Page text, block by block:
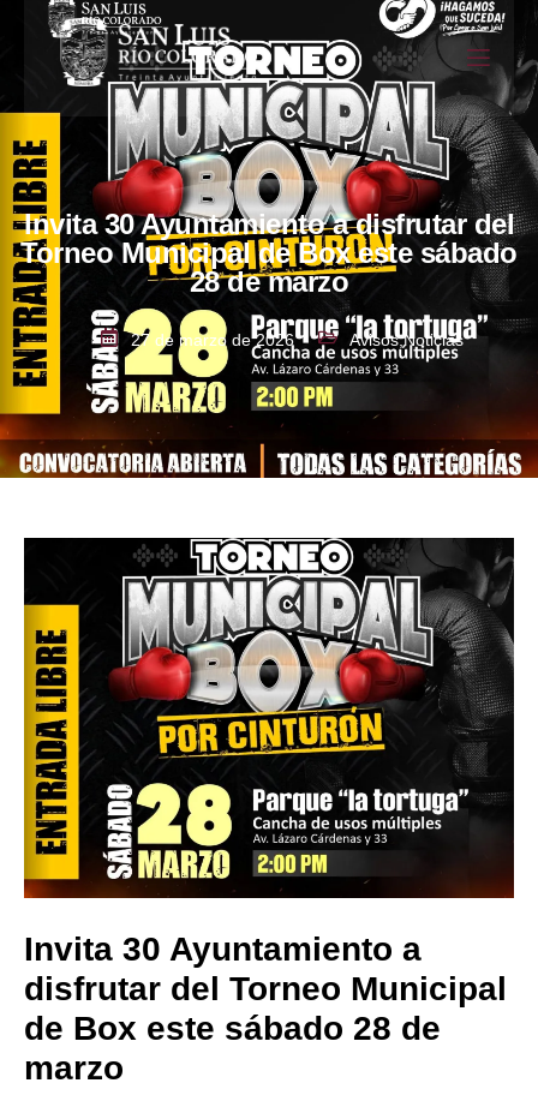
Invita 30 Ayuntamiento a disfrutar del
Torneo Municipal de Box este sábado
28 de marzo
27 de marzo de 2026 Avisos,Noticias
Invita 30 Ayuntamiento a
disfrutar del Torneo Municipal
de Box este sábado 28 de
marzo